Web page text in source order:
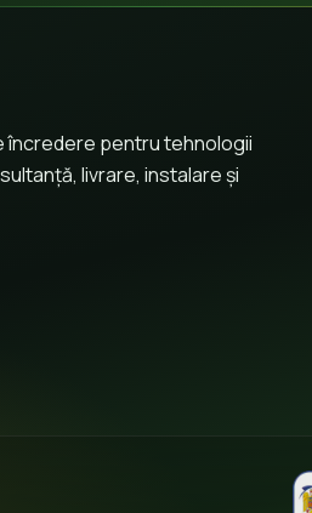
încredere pentru tehnologii
livrare, instalare și